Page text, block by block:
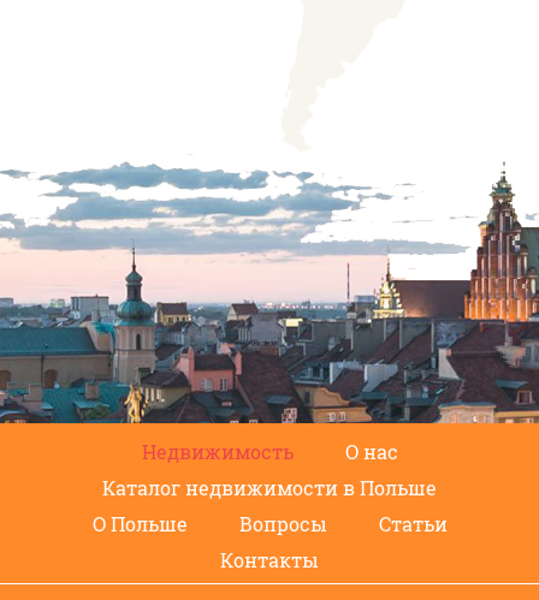
Недвижимость
О нас
Каталог недвижимости в Польше
О Польше
Вопросы
Статьи
Контакты